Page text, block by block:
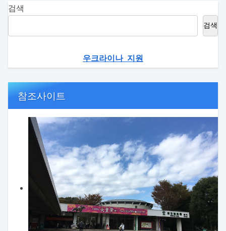
검색
검색
우크라이나 지원
참조사이트